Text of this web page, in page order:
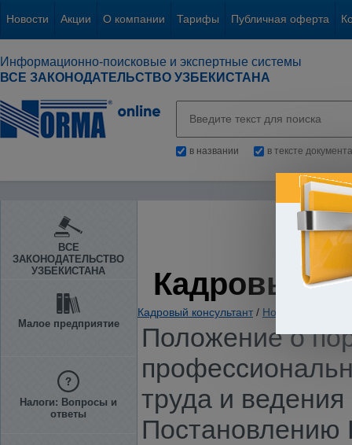
Новости Акции О компании Тарифы Публичная оферта
Информационно-поисковые и экспертные системы
ВСЕ ЗАКОНОДАТЕЛЬСТВО УЗБЕКИСТАНА
в названии в тексте документа
ВСЕ
ЗАКОНОДАТЕЛЬСТВО
УЗБЕКИСТАНА
Малое предприятие
Налоги: Вопросы и
ответы
Кадровый
Кадровый консультант / Нормативно-
Положение о
труда и
Постановлению